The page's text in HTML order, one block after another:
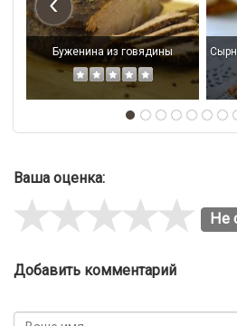
Буженина из говядины
Ваша оценка:
Не
Добавить комментарий